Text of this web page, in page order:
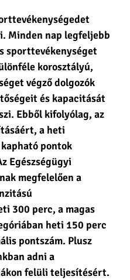
Minden nap legfeljebb
sporttevékenységet
korosztályú,
végző dolgozók
és kapacitását
Ebből kifolyólag, az
a heti
pontok
Egészségügyi
megfelelően a
300 perc, a magas
heti 150 perc
pontszám. Plusz
adni a
felüli teljesítésért.